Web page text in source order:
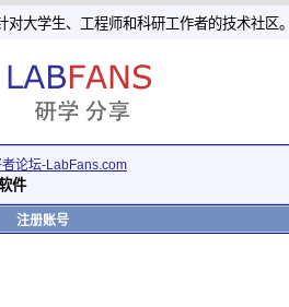
对大学生、工程师和科研工作者的技术社区
者论坛-LabFans.com
件
注册账号